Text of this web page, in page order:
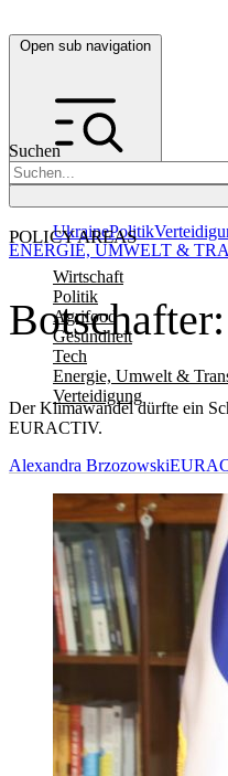
Open sub navigation
Suchen
POLICY AREAS
Wirtschaft
Politik
Agrifood
Gesundheit
Tech
Energie, Umwelt &
Verteidigung
UkrainePolitik
Der Klimawandel dürfte ein
EURACTIV.
ENERGIE, UMWELT &
Alexandra Brzozowski